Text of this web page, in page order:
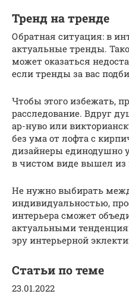
Тренд на тренде
Обратная ситуация: в
актуальные тренды.
может оказаться
если тренды за вас
Чтобы этого избежать,
расследование. Вдруг
ар-нуво или
без ума от лофта с
дизайнеры единодушно
в чистом виде вышел
Не нужно выбирать
индивидуальностью,
интерьера сможет
актуальными
эру интерьерной
Статьи по теме
23.01.2022